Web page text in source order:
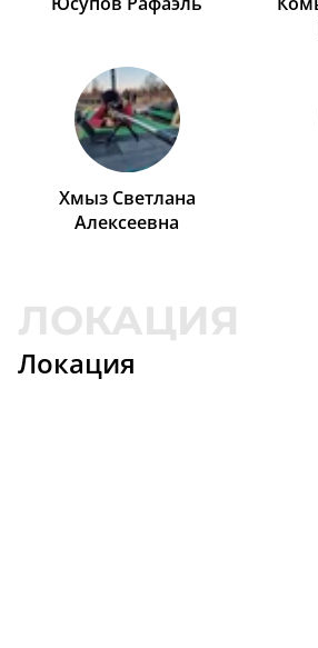
Хмыз Светлана
Алексеевна
Локация